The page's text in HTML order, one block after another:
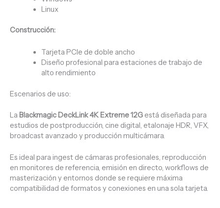
Linux
Construcción:
Tarjeta PCIe de doble ancho
Diseño profesional para estaciones de trabajo de
alto rendimiento
Escenarios de uso:
La Blackmagic DeckLink 4K Extreme 12G está diseñada para
estudios de postproducción, cine digital, etalonaje HDR, VFX,
broadcast avanzado y producción multicámara.
Es ideal para ingest de cámaras profesionales, reproducción
en monitores de referencia, emisión en directo, workflows de
masterización y entornos donde se requiere máxima
compatibilidad de formatos y conexiones en una sola tarjeta.